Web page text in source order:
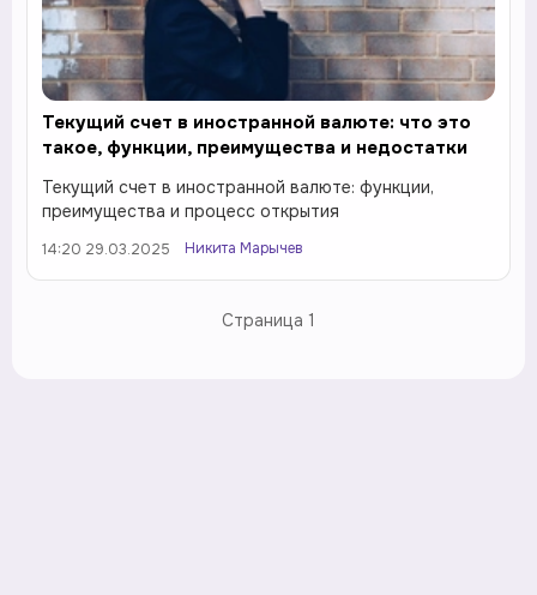
Текущий счет в иностранной валюте: что это
такое, функции, преимущества и недостатки
Текущий счет в иностранной валюте: функции,
преимущества и процесс открытия
14:20 29.03.2025 Никита Марычев
Страница 1